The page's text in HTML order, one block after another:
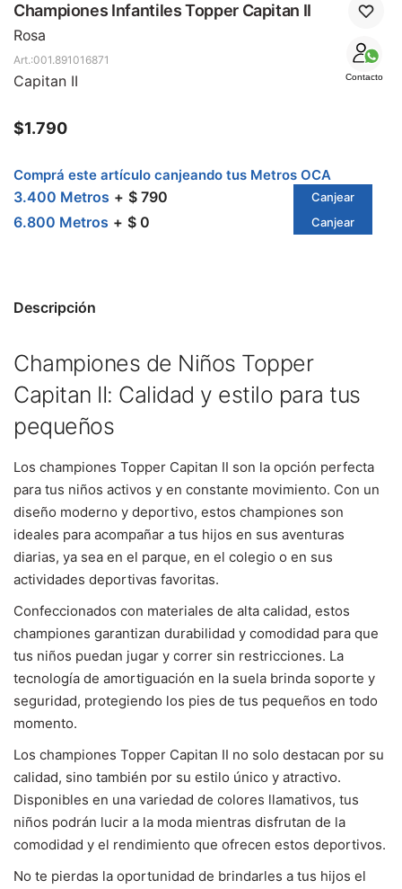
Championes Infantiles Topper Capitan II
Rosa
Contacto
001.891016871
Capitan II
$1.790
Comprá este artículo canjeando tus Metros OCA
3.400 Metros $ 790 Canjear
6.800 Metros $ 0 Canjear
Descripción
Championes de Niños Topper
Capitan II: Calidad y estilo para tus
pequeños
Los championes Topper Capitan II son la opción perfecta
para tus niños activos y en constante movimiento. Con un
diseño moderno y deportivo, estos championes son
ideales para acompañar a tus hijos en sus aventuras
diarias, ya sea en el parque, en el colegio o en sus
actividades deportivas favoritas.
Confeccionados con materiales de alta calidad, estos
championes garantizan durabilidad y comodidad para que
tus niños puedan jugar y correr sin restricciones. La
tecnología de amortiguación en la suela brinda soporte y
seguridad, protegiendo los pies de tus pequeños en todo
momento.
Los championes Topper Capitan II no solo destacan por su
calidad, sino también por su estilo único y atractivo.
Disponibles en una variedad de colores llamativos, tus
niños podrán lucir a la moda mientras disfrutan de la
comodidad y el rendimiento que ofrecen estos deportivos.
No te pierdas la oportunidad de brindarles a tus hijos el